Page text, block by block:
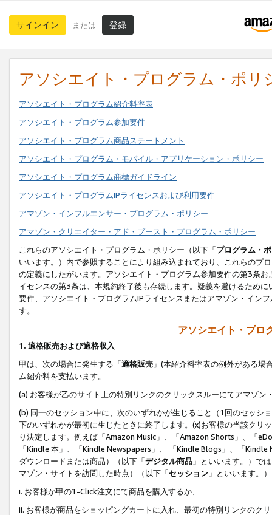
サインイン または 登録
アソシエイト・プログラム・ポリ
アソシエイト・プログラム紹介料率表
アソシエイト・プログラム参加要件
アソシエイト・プログラム商品ステートメント
アソシエイト・プログラム・モバイル・アプリケーション・ポリシー
アソシエイト・プログラム商標ガイドライン
アソシエイト・プログラムIPライセンスおよび利用要件
アマゾン・インフルエンサー・プログラム・ポリシー
アマゾン・クリエイター・アド・ブースト・プログラム・ポリシー
これらのアソシエイト・プログラム・ポリシー（以下「プログラム・
いいます。）内で参照することにより組み込まれており、これらのプ
の定義にしたがいます。アソシエイト・プログラム参加要件の第3条
イセンスの第3条は、本規約終了後も存続します。疑義を避けるため
要件、アソシエイト・プログラムIPライセンスまたはアマゾン・イン
す。
アソシエイト・プロ
1. 適格販売および適格収入
甲は、次の場合に発生する「適格販売 」(本紹介料率表の例外がある
ム紹介料を支払います。
(a) お客様が乙のサイト上の特別リンクのクリックスルーにてアマゾン
(b) 同一のセッション中に、次のいずれかが生じること（1回のセッシ
下のいずれかが最初に生じたときに終了します。(x)お客様の当該ク
り決定します。例えば「Amazon Music」、「Amazon Shorts」、「
「Kindle 本」、「Kindle Newspapers」、 「Kindle Blogs」、「
ダウンロードまたは商品）（以下「デジタル商品 」といいます。）で
マゾン・サイトを訪問した時点）（以下「セッション 」といいます。
i. お客様が甲の1-Click注文にて商品を購入するか、
ii. お客様が商品をショッピングカートに入れ、最初の特別リンクのク